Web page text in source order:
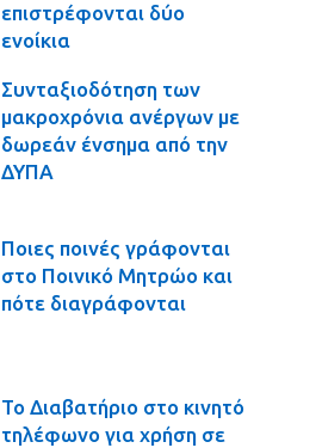
επιστρέφονται δύο
ενοίκια
Συνταξιοδότηση των
μακροχρόνια ανέργων με
δωρεάν ένσημα από την
ΔΥΠΑ
Ποιες ποινές γράφονται
στο Ποινικό Μητρώο και
πότε διαγράφονται
Το Διαβατήριο στο κινητό
τηλέφωνο για χρήση σε